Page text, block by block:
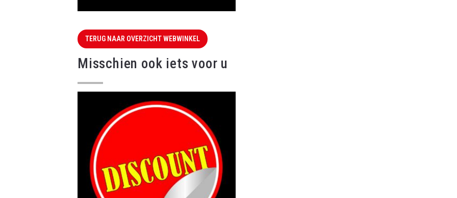
TERUG NAAR OVERZICHT WEBWINKEL
Misschien ook iets voor u